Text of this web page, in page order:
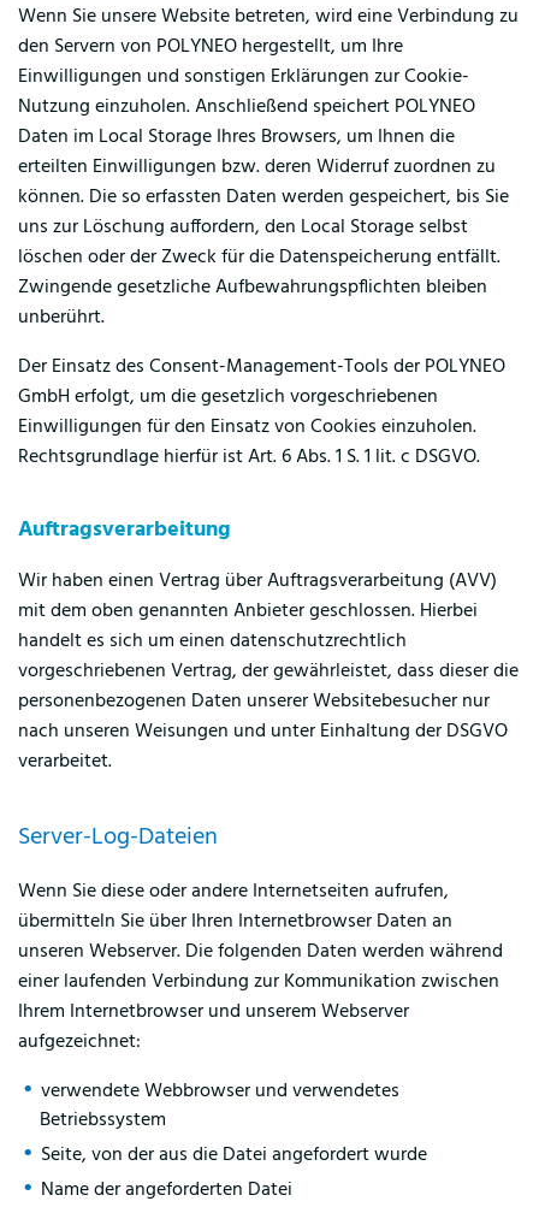
Wenn Sie unsere Website betreten, wird eine Verbindung zu
den Servern von POLYNEO hergestellt, um Ihre
Einwilligungen und sonstigen Erklärungen zur Cookie-
Nutzung einzuholen. Anschließend speichert POLYNEO
Daten im Local Storage Ihres Browsers, um Ihnen die
erteilten Einwilligungen bzw. deren Widerruf zuordnen zu
können. Die so erfassten Daten werden gespeichert, bis Sie
uns zur Löschung auffordern, den Local Storage selbst
löschen oder der Zweck für die Datenspeicherung entfällt.
Zwingende gesetzliche Aufbewahrungspflichten bleiben
unberührt.
Der Einsatz des Consent-Management-Tools der POLYNEO
GmbH erfolgt, um die gesetzlich vorgeschriebenen
Einwilligungen für den Einsatz von Cookies einzuholen.
Rechtsgrundlage hierfür ist Art. 6 Abs. 1 S. 1 lit. c DSGVO.
Auftragsverarbeitung
Wir haben einen Vertrag über Auftragsverarbeitung (AVV)
mit dem oben genannten Anbieter geschlossen. Hierbei
handelt es sich um einen datenschutzrechtlich
vorgeschriebenen Vertrag, der gewährleistet, dass dieser die
personenbezogenen Daten unserer Websitebesucher nur
nach unseren Weisungen und unter Einhaltung der DSGVO
verarbeitet.
Server-Log-Dateien
Wenn Sie diese oder andere Internetseiten aufrufen,
übermitteln Sie über Ihren Internetbrowser Daten an
unseren Webserver. Die folgenden Daten werden während
einer laufenden Verbindung zur Kommunikation zwischen
Ihrem Internetbrowser und unserem Webserver
aufgezeichnet:
verwendete Webbrowser und verwendetes
Betriebssystem
Seite, von der aus die Datei angefordert wurde
Name der angeforderten Datei